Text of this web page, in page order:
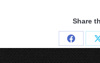
Share
Share
on